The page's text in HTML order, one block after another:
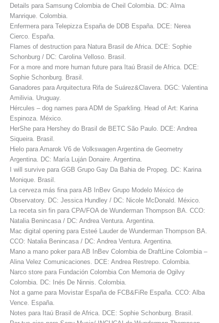
Details para Samsung Colombia de Cheil Colombia. DC: Alma
Manrique. Colombia.
Enfermera para Telepizza España de DDB España. DCE: Nerea
Cierco. España.
Flames of destruction para Natura Brasil de Africa. DCE: Sophie
Schonburg / DC: Carolina Velloso. Brasil.
For a more and more human future para Itaú Brasil de Africa. DCE:
Sophie Schonburg. Brasil.
Ganadores para Arquitectura Rifa de Suárez&Clavera. DGC: Valentina
Amilivia. Uruguay.
Hércules – dog names para ADM de Sparkling. Head of Art: Karina
Espinoza. México.
HerShe para Hershey do Brasil de BETC São Paulo. DCE: Andrea
Siqueira. Brasil.
Hielo para Amarok V6 de Volkswagen Argentina de Geometry
Argentina. DC: María Luján Donaire. Argentina.
I will survive para GGB Grupo Gay Da Bahia de Propeg. DC: Karina
Monique. Brasil.
La cerveza más fina para AB InBev Grupo Modelo México de
Observatory. DC: Jessica Hundley / DC: Nicole McDonald. México.
La receta sin fin para CPA/FOA de Wunderman Thompson BA. CCO:
Natalia Benincasa / DC: Andrea Ventura. Argentina.
Mac digital opening para Esteé Lauder de Wunderman Thompson BA.
CCO: Natalia Benincasa / DC: Andrea Ventura. Argentina.
Mano a mano poker para AB InBev Colombia de DraftLine Colombia –
Alina Velez Comunicaciones. DCE: Andrea Restrepo. Colombia.
Narco store para Fundación Colombia Con Memoria de Ogilvy
Colombia. DC: Inés De Ninnis. Colombia.
Not a game para Movistar España de FCB&FiRe España. CCO: Alba
Vence. España.
Notes para Itaú Brasil de Africa. DCE: Sophie Schonburg. Brasil.